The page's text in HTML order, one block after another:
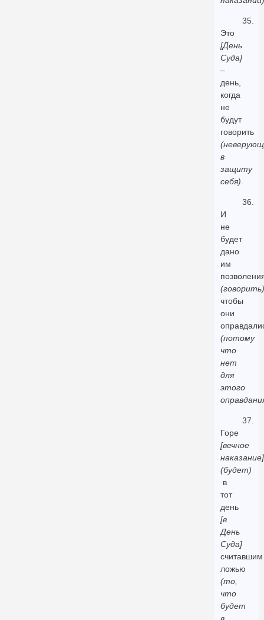
35.
Это
[День
Суда]
–
день,
когда
не
будут
говорить
в
защиту
себя).
36.
И
не
будет
дано
им
(говорить)
чтобы
они
(потому
что
нет
для
этого
37.
Горе
[вечное
наказание]
(будет)
в
тот
день
[в
День
Суда]
считавшим
ложью
(то,
что
будет